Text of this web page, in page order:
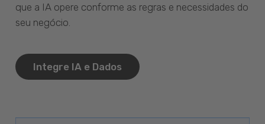
que a IA opere conforme as regras e necessidades do
seu negócio.
Integre IA e Dados